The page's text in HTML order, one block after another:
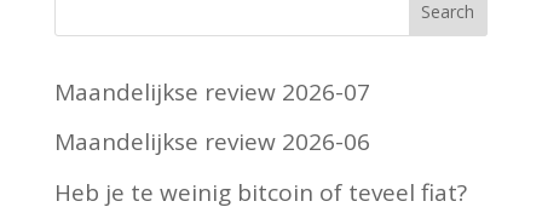
Maandelijkse review 2026-07
Maandelijkse review 2026-06
Heb je te weinig bitcoin of teveel fiat?